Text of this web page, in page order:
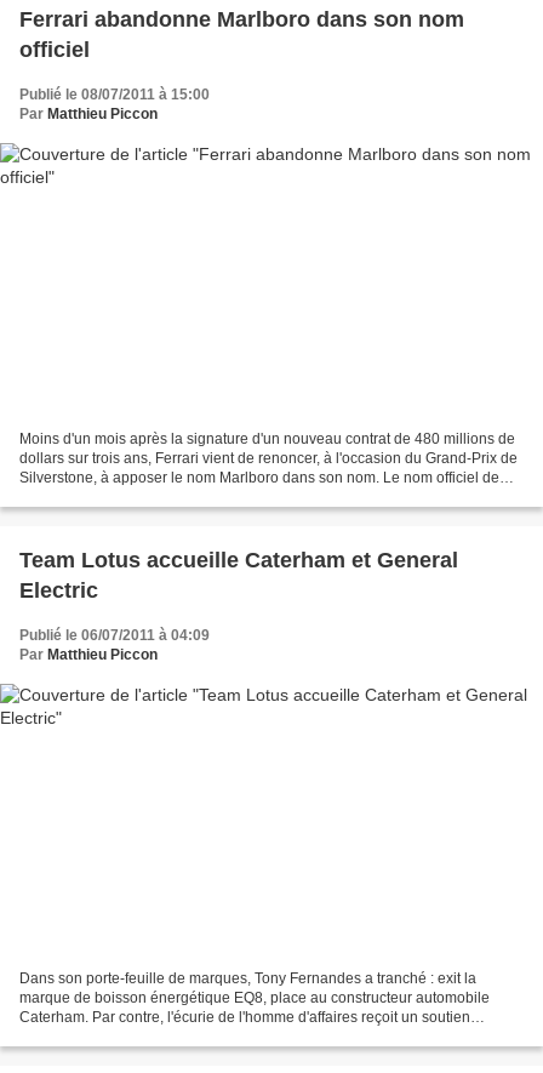
Ferrari abandonne Marlboro dans son nom
officiel
Publié le 08/07/2011 à 15:00
Par Matthieu Piccon
Moins d'un mois après la signature d'un nouveau contrat de 480 millions de
dollars sur trois ans, Ferrari vient de renoncer, à l'occasion du Grand-Prix de
Silverstone, à apposer le nom Marlboro dans son nom. Le nom officiel de
Team Lotus accueille Caterham et General
Electric
Publié le 06/07/2011 à 04:09
Par Matthieu Piccon
Dans son porte-feuille de marques, Tony Fernandes a tranché : exit la
marque de boisson énergétique EQ8, place au constructeur automobile
Caterham. Par contre, l'écurie de l'homme d'affaires reçoit un soutien